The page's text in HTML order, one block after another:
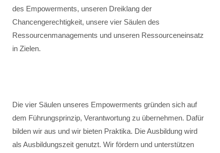
des Empowerments, unseren Dreiklang der
Chancengerechtigkeit, unsere vier Säulen des
Ressourcenmanagements und unseren Ressourceneinsatz
in Zielen.
Die vier Säulen unseres Empowerments gründen sich auf
dem Führungsprinzip, Verantwortung zu übernehmen. Dafür
bilden wir aus und wir bieten Praktika. Die Ausbildung wird
als Ausbildungszeit genutzt. Wir fördern und unterstützen